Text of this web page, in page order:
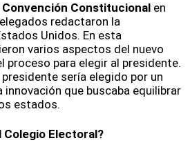
Convención Constitucional en
redactaron la
Unidos. En esta
varios aspectos del nuevo
proceso para elegir al presidente.
sería elegido por un
innovación que buscaba equilibrar
estados.
Colegio Electoral?